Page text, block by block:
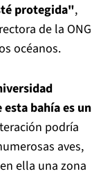
protegida",
de la ONG
océanos.
bahía es un
podría
aves,
ella una zona